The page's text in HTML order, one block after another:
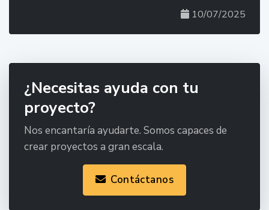
10/07/2025
¿Necesitas ayuda con tu
proyecto?
Nos encantaría ayudarte. Somos capaces de
crear proyectos a gran escala.
Contáctanos